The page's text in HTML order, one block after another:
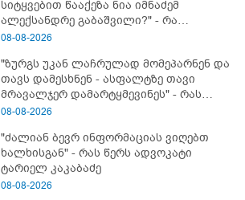
სიტყვებით წააქეზა ნია იმნაძემ
ალექსანდრე გაბაშვილი?" - რა
მიმართვას ავრცელებს ნია იმნაძის
08-08-2026
"ზურგს უკან ლაჩრულად მომეპარნენ და
თავს დამესხნენ - ასფალტზე თავი
მრავალჯერ დამარტყმევინეს" - რას
ჰყვება კურიერი, რომელსაც
გაუსწორდნენ?
08-08-2026
"ძალიან ბევრ ინფორმაციას ვიღებთ
ხალხისგან" - რას წერს ადვოკატი
ტარიელ კაკაბაძე
08-08-2026